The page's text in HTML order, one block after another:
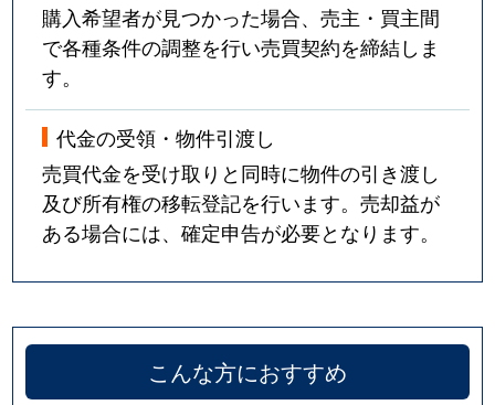
購入希望者が見つかった場合、売主・買主間
で各種条件の調整を行い売買契約を締結しま
す。
代金の受領・物件引渡し
売買代金を受け取りと同時に物件の引き渡し
及び所有権の移転登記を行います。売却益が
ある場合には、確定申告が必要となります。
こんな方におすすめ